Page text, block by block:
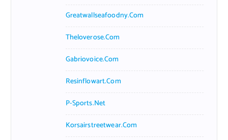
Greatwallseafoodny.com
Theloverose.com
Gabriovoice.com
Resinflowart.com
P-Sports.net
Korsairstreetwear.com